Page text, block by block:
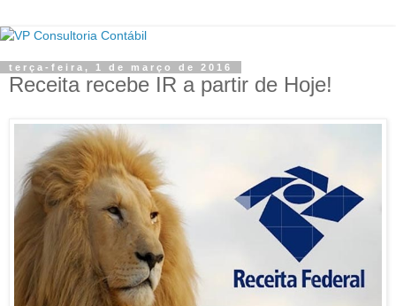
terça-feira, 1 de março de 2016
Receita recebe IR a partir de Hoje!